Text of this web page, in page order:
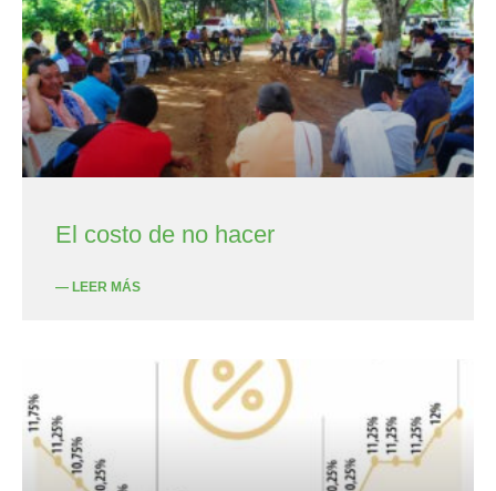
El costo de no hacer
— LEER MÁS